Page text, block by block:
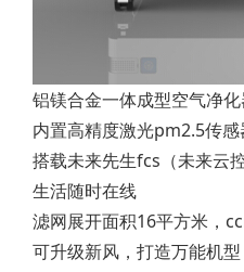
铝镁合金一体成型空气净化
内置高精度激光pm2.5传
搭载未来先生fcs（未来云
生活随时在线
滤网展开面积16平方米，
可升级新风，打造万能机型